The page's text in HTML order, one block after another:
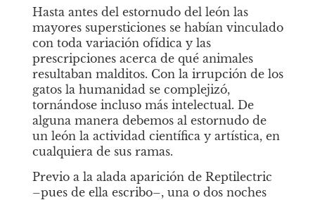
Hasta antes del estornudo del león las
mayores supersticiones se habían vinculado
con toda variación ofídica y las
prescripciones acerca de qué animales
resultaban malditos. Con la irrupción de los
gatos la humanidad se complejizó,
tornándose incluso más intelectual. De
alguna manera debemos al estornudo de
un león la actividad científica y artística, en
cualquiera de sus ramas.
Previo a la alada aparición de Reptilectric
–pues de ella escribo–, una o dos noches